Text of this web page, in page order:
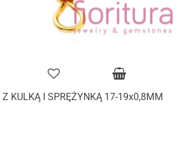
Z KULKĄ I SPRĘŻYNKĄ 17-19x0,8MM